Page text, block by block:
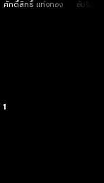
ศักดิ์สิทธิ์ แท่งทอง อัมรินท